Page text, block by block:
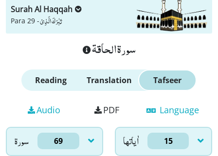
Surah Al Haqqah
Para 29 -تَبٰرَكَ الَّذِیْ
سورة الحاقة
Reading Translation Tafseer
Audio PDF Language
سورۃ 69 اٰياتها 15